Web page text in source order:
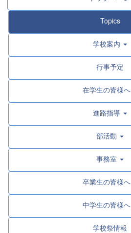
Topics
学校案内
行事予定
在学生の皆様へ
進路指導
部活動
事務室
卒業生の皆様へ
中学生の皆様へ
学校祭情報